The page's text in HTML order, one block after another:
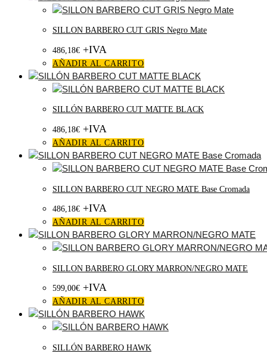
SILLON BARBERO CUT GRIS Negro Mate
486,18€ +IVA
AÑADIR AL CARRITO
SILLÓN BARBERO CUT MATTE BLACK
486,18€ +IVA
AÑADIR AL CARRITO
SILLON BARBERO CUT NEGRO MATE Base Cromada
486,18€ +IVA
AÑADIR AL CARRITO
SILLON BARBERO GLORY MARRON/NEGRO MATE
599,00€ +IVA
AÑADIR AL CARRITO
SILLÓN BARBERO HAWK